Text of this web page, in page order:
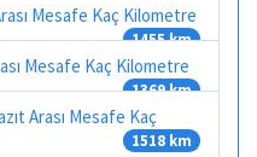
Mesafe Kaç Kilometre
1455 km
Mesafe Kaç Kilometre
1369 km
Arası Mesafe Kaç
1518 km